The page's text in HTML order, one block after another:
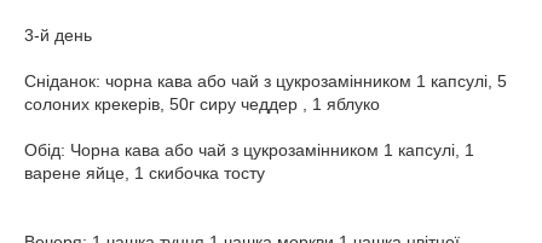
3-й день
Сніданок: чорна кава або чай з цукрозамінником 1 капсулі, 5
солоних крекерів, 50г сиру чеддер , 1 яблуко
Обід: Чорна кава або чай з цукрозамінником 1 капсулі, 1
варене яйце, 1 скибочка тосту